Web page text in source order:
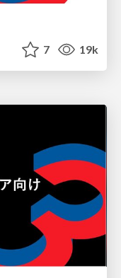
7 19k